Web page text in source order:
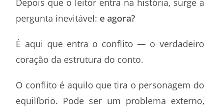
pergunta inevitável: e agora?
É aqui que entra o conflito — o verdadeiro
coração da estrutura do conto.
O conflito é aquilo que tira o personagem do
equilíbrio. Pode ser um problema externo,